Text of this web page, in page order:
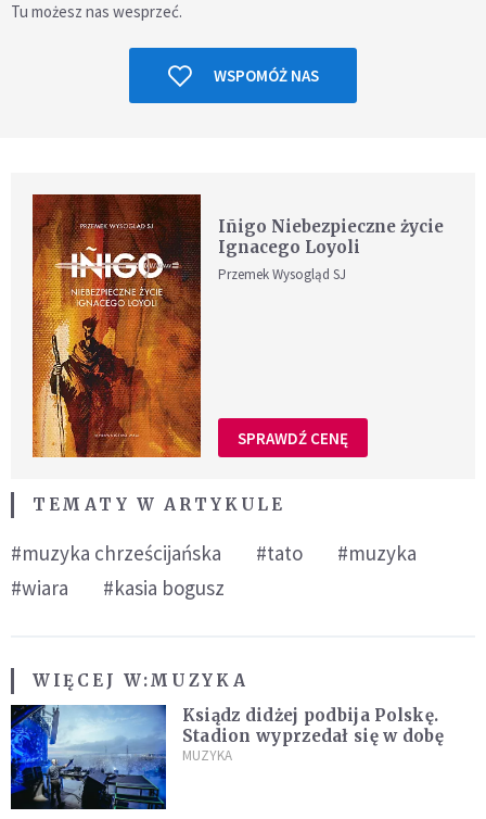
Tu możesz nas wesprzeć.
WSPOMÓŻ NAS
Iñigo Niebezpieczne życie
Ignacego Loyoli
Przemek Wysogląd SJ
SPRAWDŹ CENĘ
TEMATY W ARTYKULE
#muzyka chrześcijańska #tato
#muzyka
#wiara
#kasia bogusz
WIĘCEJ W:MUZYKA
Ksiądz didżej podbija Polskę.
Stadion wyprzedał się w dobę
MUZYKA